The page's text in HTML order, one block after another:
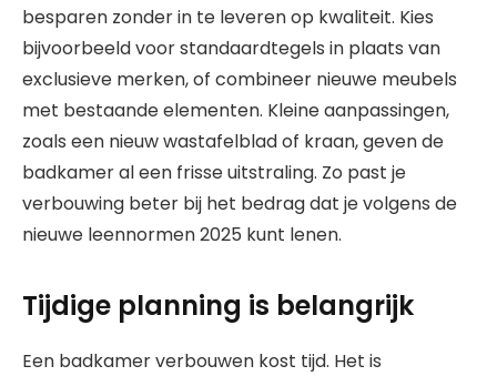
besparen zonder in te leveren op kwaliteit. Kies
bijvoorbeeld voor standaardtegels in plaats van
exclusieve merken, of combineer nieuwe meubels
met bestaande elementen. Kleine aanpassingen,
zoals een nieuw wastafelblad of kraan, geven de
badkamer al een frisse uitstraling. Zo past je
verbouwing beter bij het bedrag dat je volgens de
nieuwe leennormen 2025 kunt lenen.
Tijdige planning is belangrijk
Een badkamer verbouwen kost tijd. Het is